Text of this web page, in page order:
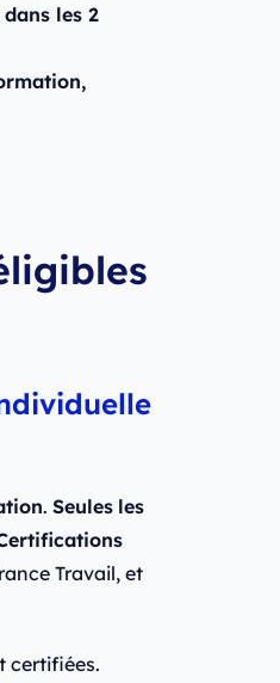
les 2
. Seules les
Travail, et
certifiées.